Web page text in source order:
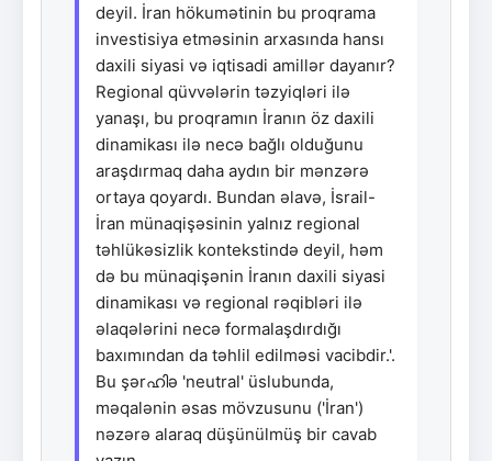
deyil. İran hökumətinin bu proqrama
investisiya etməsinin arxasında hansı
daxili siyasi və iqtisadi amillər dayanır?
Regional qüvvələrin təzyiqləri ilə
yanaşı, bu proqramın İranın öz daxili
dinamikası ilə necə bağlı olduğunu
araşdırmaq daha aydın bir mənzərə
ortaya qoyardı. Bundan əlavə, İsrail-
İran münaqişəsinin yalnız regional
təhlükəsizlik kontekstində deyil, həm
də bu münaqişənin İranın daxili siyasi
dinamikası və regional rəqibləri ilə
əlaqələrini necə formalaşdırdığı
baxımından da təhlil edilməsi vacibdir.'.
Bu şərഹിə 'neutral' üslubunda,
məqalənin əsas mövzusunu ('İran')
nəzərə alaraq düşünülmüş bir cavab